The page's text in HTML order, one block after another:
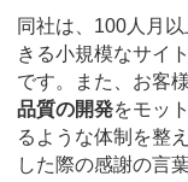
同社は、100人月
きる小規模なサイ
です。また、お客
品質の開発をモッ
るような体制を整
した際の感謝の言